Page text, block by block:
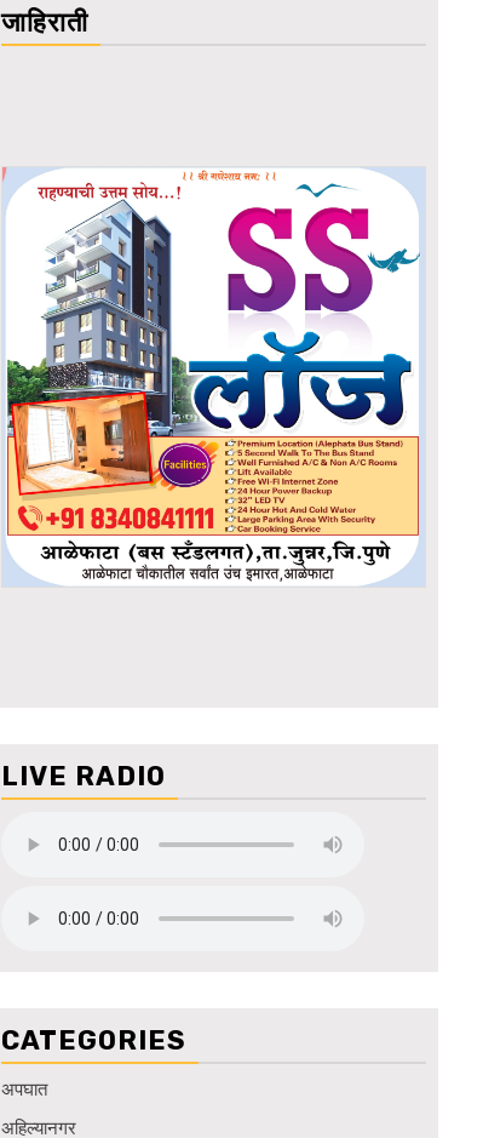
जाहिराती
LIVE RADIO
CATEGORIES
अपघात
अहिल्यानगर